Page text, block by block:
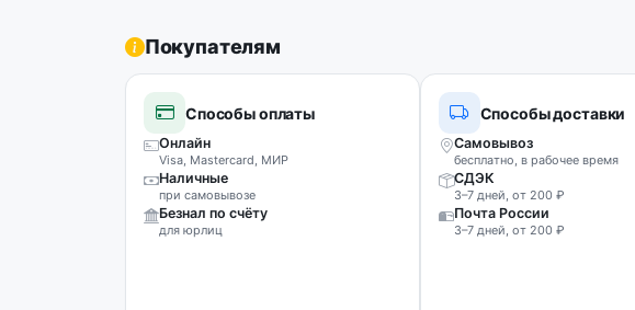
Покупателям
Способы оплаты
Онлайн
Visa, Mastercard, МИР
Наличные
при самовывозе
Безнал по счёту
для юрлиц
Способы доставки
Самовывоз
бесплатно, в рабочее время
СДЭК
3–7 дней, от 200 ₽
Почта России
3–7 дней, от 200 ₽